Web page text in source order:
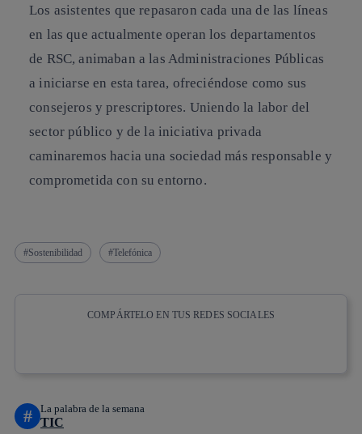
Los asistentes que repasaron cada una de las líneas
en las que actualmente operan los departamentos
de RSC, animaban a las Administraciones Públicas
a iniciarse en esta tarea, ofreciéndose como sus
consejeros y prescriptores. Uniendo la labor del
sector público y de la iniciativa privada
caminaremos hacia una sociedad más responsable y
comprometida con su entorno.
Sostenibilidad Telefónica
COMPÁRTELO EN TUS REDES SOCIALES
# La palabra de la semana
TIC